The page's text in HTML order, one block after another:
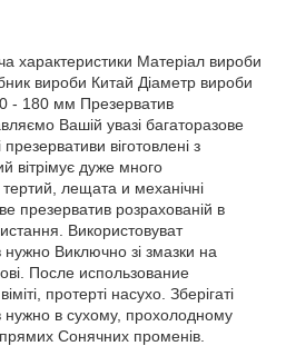
характеристики Матеріал вироби
вироби Китай Діаметр вироби
- 180 мм Презерватив
Вашій увазі багаторазове
віготовлені з
вітрімує дуже много
лещата и механічні
презерватив розрахованій в
Використовуват
нужно Виключно зі змазки на
После использование
протерті насухо. Зберігаті
нужно в сухому, прохолодному
Сонячних променів.